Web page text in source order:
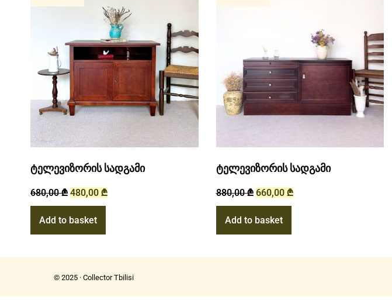
ტელევიზორის სადგამი
680,00₾ 480,00 ₾
Add to basket
ტელევიზორის სადგამი
880,00₾ 660,00 ₾
Add to basket
© 2025 · Collector Tbilisi